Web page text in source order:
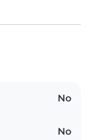
No
No